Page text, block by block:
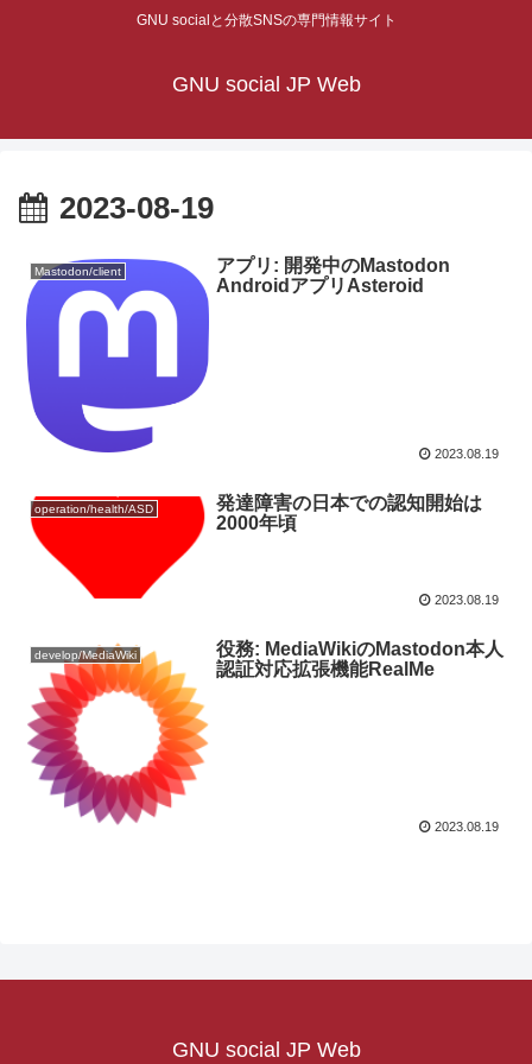
GNU socialと分散SNSの専門情報サイト
GNU social JP Web
2023-08-19
Mastodon/client
アプリ: 開発中のMastodon
AndroidアプリAsteroid
2023.08.19
operation/health/ASD
発達障害の日本での認知開始は
2000年頃
2023.08.19
develop/MediaWiki
役務: MediaWikiのMastodon本人
認証対応拡張機能RealMe
2023.08.19
GNU social JP Web